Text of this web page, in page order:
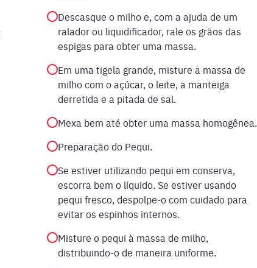
Descasque o milho e, com a ajuda de um
ralador ou liquidificador, rale os grãos das
espigas para obter uma massa.
Em uma tigela grande, misture a massa de
milho com o açúcar, o leite, a manteiga
derretida e a pitada de sal.
Mexa bem até obter uma massa homogênea.
Preparação do Pequi.
Se estiver utilizando pequi em conserva,
escorra bem o líquido. Se estiver usando
pequi fresco, despolpe-o com cuidado para
evitar os espinhos internos.
Misture o pequi à massa de milho,
distribuindo-o de maneira uniforme.